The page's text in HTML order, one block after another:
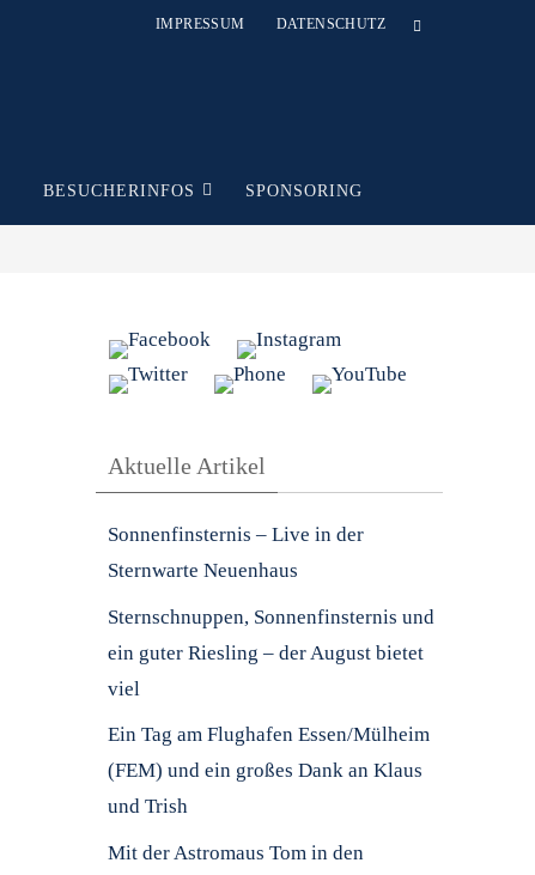
IMPRESSUM DATENSCHUTZ
BESUCHERINFOS SPONSORING
Aktuelle Artikel
Sonnenfinsternis – Live in der
Sternwarte Neuenhaus
Sternschnuppen, Sonnenfinsternis und
ein guter Riesling – der August bietet
viel
Ein Tag am Flughafen Essen/Mülheim
(FEM) und ein großes Dank an Klaus
und Trish
Mit der Astromaus Tom in den